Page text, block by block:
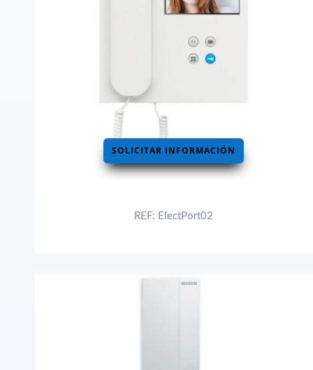
SOLICITAR INFORMACIÓN
REF: ElectPort02